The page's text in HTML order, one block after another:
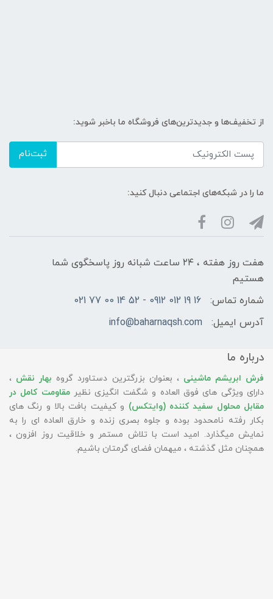
از تخفیف‌ها و جدیدترین‌های فروشگاه ما باخبر شوید:
ثبت‌نام
ما را در شبکه‌های اجتماعی دنبال کنید:
هفت روز هفته ، ۲۴ ساعت شبانه‌ روز پاسخگوی شما
هستیم
شماره تماس:
16 19 012 0912 - 52 14 00 77 021
آدرس ایمیل:
info@baharnaqsh.com
درباره ما
فرش ابریشم ماشینی ، بعنوان بزرگترین دستاورد گروه بهار نقش ،
دارای ویژگی های فوق العاده و شگفت انگیزی نظیرمقاومت کامل در
مقابل محلول سفید کننده (وایتکس) و کیفیت بافت بالا و رنگ های
بکار رفته نامحدود بوده و جلوه بصری زنده و خارق العاده ای را به
نمایش میگذارد. امید است با تلاش مستمر و خلاقیت روز افزون ،
همچنان مثل گذشته ، میهمان فضای گرمتان باشیم.